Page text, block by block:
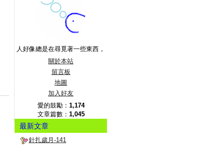
人好像總是在尋覓著一些東西，
關於本站
留言板
地圖
加入好友
愛的鼓勵： 1,174
文章篇數： 1,045
最新文章
針扎歲月-141